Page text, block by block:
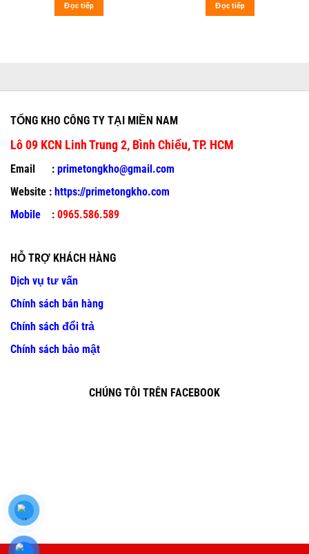
Đọc tiếp Đọc tiếp
TỔNG KHO CÔNG TY TẠI MIỀN NAM
Lô 09 KCN Linh Trung 2, Bình Chiểu, TP. HCM
Email : primetongkho@gmail.com
Website : https://primetongkho.com
Mobile : 0965.586.589
HỖ TRỢ KHÁCH HÀNG
Dịch vụ tư vấn
Chính sách bán hàng
Chính sách đổi trả
Chính sách bảo mật
CHÚNG TÔI TRÊN FACEBOOK